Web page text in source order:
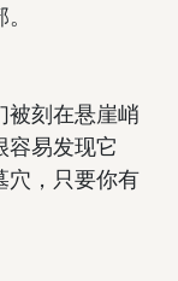
被刻在悬崖峭
容易发现它
穴，只要你有